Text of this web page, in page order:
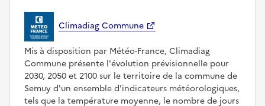
Climadiag Commune
Mis à disposition par Météo-France, Climadiag
Commune présente l'évolution prévisionnelle pour
2030, 2050 et 2100 sur le territoire de la commune de
Semuy d'un ensemble d'indicateurs météorologiques,
tels que la température moyenne, le nombre de jours